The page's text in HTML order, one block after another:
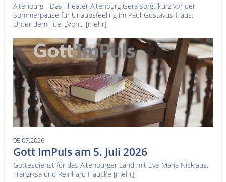
Altenburg - Das Theater Altenburg Gera sorgt kurz vor der
Sommerpause für Urlaubsfeeling im Paul-Gustavus-Haus.
Unter dem Titel „Von... [mehr]
05.07.2026
Gott ImPuls am 5. Juli 2026
Gottesdienst für das Altenburger Land mit Eva-Maria Nicklaus,
Franziksa und Reinhard Haucke [mehr]